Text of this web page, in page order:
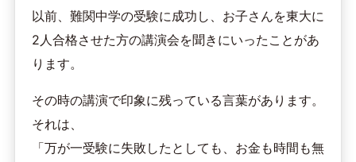
以前、難関中学の受験に成功し、お子さんを東大に
2人合格させた方の講演会を聞きにいったことがあ
ります。
その時の講演で印象に残っている言葉があります。
それは、
「万が一受験に失敗したとしても、お金も時間も無